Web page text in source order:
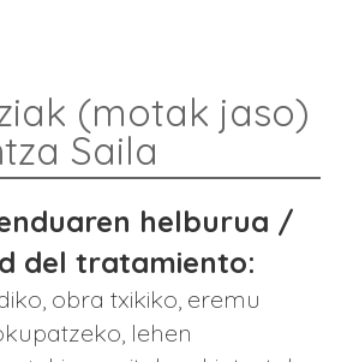
(motak jaso)
Saila
helburua /
del tratamiento:
obra txikiko, eremu
lehen